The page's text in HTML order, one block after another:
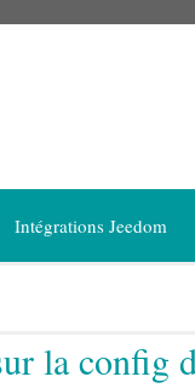
Intégrations Jeedom
la config